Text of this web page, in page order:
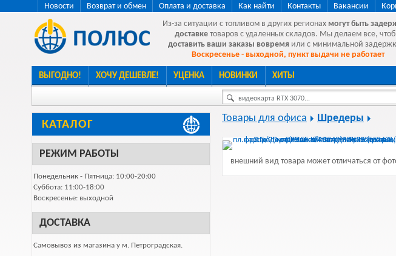
Новости Возврат и обмен Оплата и доставка Как найти Контакты Вакансии
Из-за ситуации с топливом в других регионах могут быть
доставке товаров с удаленных складов. Мы делаем все,
доставить ваши заказы вовремя или с минимальной
Воскресенье - выходной, пункт выдачи не работает
ВЫГОДНО! ХОЧУ ДЕШЕВЛЕ! УЦЕНКА НОВИНКИ ХИТЫ
видеокарта RTX 3070...
КАТАЛОГ
РЕЖИМ РАБОТЫ
Понедельник - Пятница: 10:00-20:00
Суббота: 11:00-18:00
Воскресенье: выходной
ДОСТАВКА
Самовывоз из магазина у м. Петроградская.
Товары для офиса Шредеры
внешний вид товара может отличаться от